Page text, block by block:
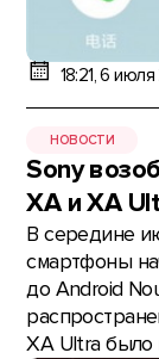
18:21, 6
НОВОСТИ
Sony
XA и XA
В середине
смартфоны
до Android
XA Ultra было